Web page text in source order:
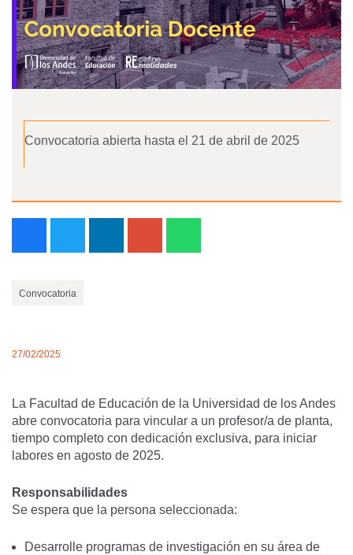
Convocatoria abierta hasta el 21 de abril de 2025
Convocatoria
27/02/2025
La Facultad de Educación de la Universidad de los Andes
abre convocatoria para vincular a un profesor/a de planta,
tiempo completo con dedicación exclusiva, para iniciar
labores en agosto de 2025.
Responsabilidades
Se espera que la persona seleccionada:
Desarrolle programas de investigación en su área de